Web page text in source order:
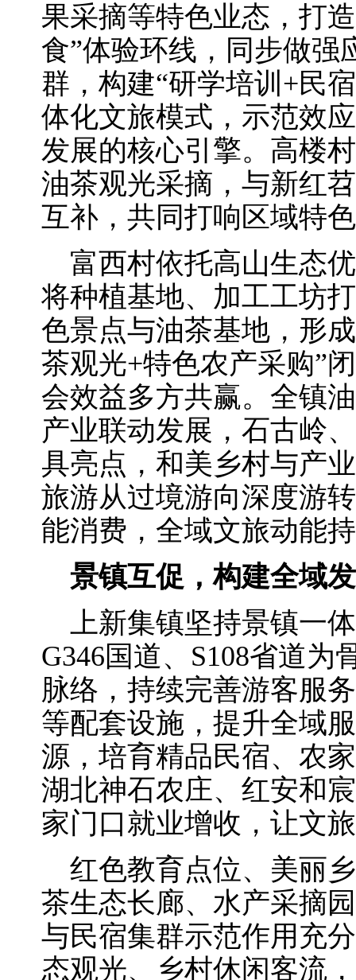
果采摘等特色业态，打
食”体验环线，同步做强
群，构建“研学培训+民
体化文旅模式，示范效
发展的核心引擎。高楼
油茶观光采摘，与新红
互补，共同打响区域特
富西村依托高山生态
将种植基地、加工工坊
色景点与油茶基地，形
茶观光+特色农产采购”
会效益多方共赢。全镇
产业联动发展，石古岭
具亮点，和美乡村与产
旅游从过境游向深度游
能消费，全域文旅动能
景镇互促，构建全域
上新集镇坚持景镇一
G346国道、S108省道
脉络，持续完善游客服
等配套设施，提升全域
源，培育精品民宿、农
湖北神石农庄、红安和
家门口就业增收，让文
红色教育点位、美丽
茶生态长廊、水产采摘
与民宿集群示范作用充
态观光、乡村休闲客流